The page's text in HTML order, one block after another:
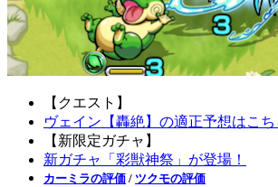
【クエスト】
ヴェイン【轟絶】の適正予想はこち
【新限定ガチャ】
新ガチャ「彩獣神祭」が登場！
カーミラの評価 / ツクモの評価